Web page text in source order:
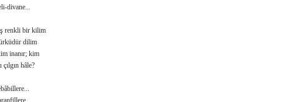
divane...
renkli bir kilim
dilim
inanır; kim
hâle?